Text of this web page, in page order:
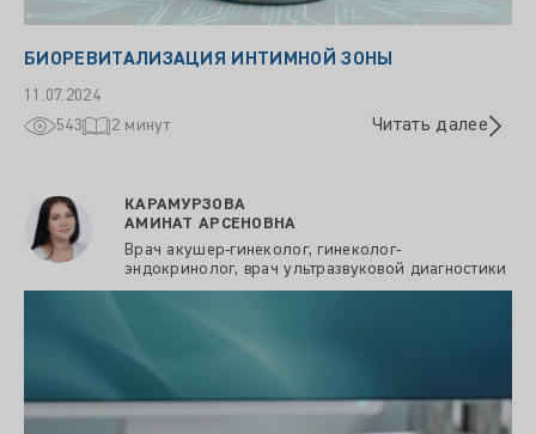
БИОРЕВИТАЛИЗАЦИЯ ИНТИМНОЙ ЗОНЫ
11.07.2024
543
2 минут Читать далее
КАРАМУРЗОВА
АМИНАТ АРСЕНОВНА
Врач акушер-гинеколог, гинеколог-
эндокринолог, врач ультразвуковой диагностики